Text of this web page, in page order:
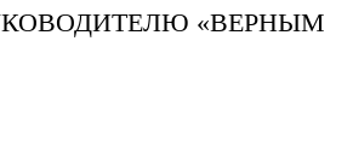
«ВЕРНЫМ